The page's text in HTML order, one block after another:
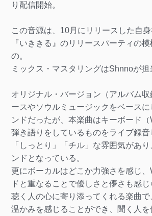
り配信開始。
この音源は、10月にリリースした自
『いききる』のリリースパーティの
の。
ミックス・マスタリングはShnnoが担
オリジナル・バージョン（アルバム
ースやソウルミュージックをベース
ンドだったが、本楽曲はキーボード（
弾き語りをしているものをライブ録音
「しっとり」「チル」な雰囲気があ
ンドとなっている。
更にボーカルはどこか力強さを感じ
ドと重なることで優しさと儚さも感じ
聴く人の心に寄り添ってくれる楽曲
温かみを感じることができ、聞く人